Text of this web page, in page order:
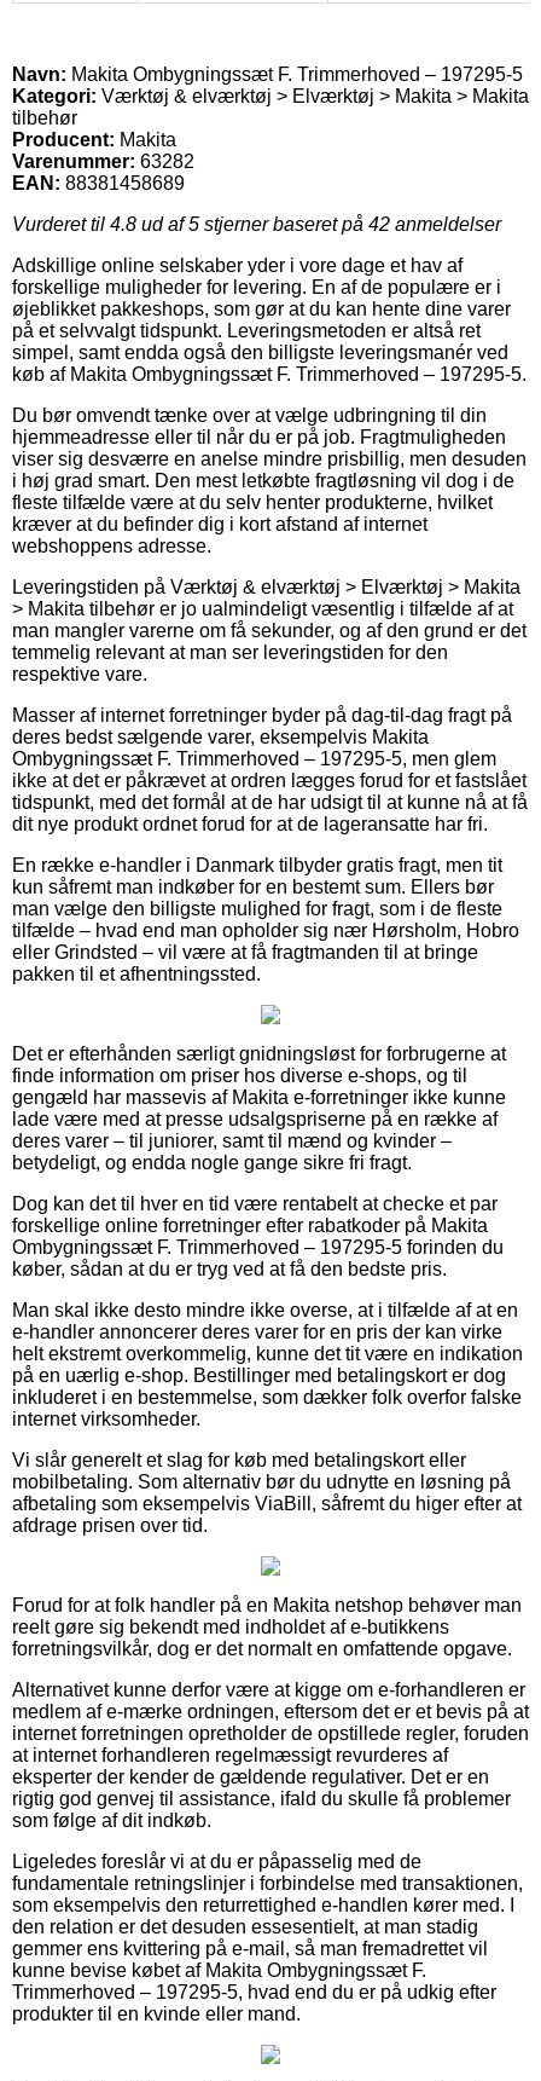
Navn: Makita Ombygningssæt F. Trimmerhoved – 197295-5
Kategori: Værktøj & elværktøj > Elværktøj > Makita > Makita
tilbehør
Producent: Makita
Varenummer: 63282
EAN: 88381458689
Vurderet til 4.8 ud af 5 stjerner baseret på 42 anmeldelser
Adskillige online selskaber yder i vore dage et hav af
forskellige muligheder for levering. En af de populære er i
øjeblikket pakkeshops, som gør at du kan hente dine varer
på et selvvalgt tidspunkt. Leveringsmetoden er altså ret
simpel, samt endda også den billigste leveringsmanér ved
køb af Makita Ombygningssæt F. Trimmerhoved – 197295-5.
Du bør omvendt tænke over at vælge udbringning til din
hjemmeadresse eller til når du er på job. Fragtmuligheden
viser sig desværre en anelse mindre prisbillig, men desuden
i høj grad smart. Den mest letkøbte fragtløsning vil dog i de
fleste tilfælde være at du selv henter produkterne, hvilket
kræver at du befinder dig i kort afstand af internet
webshoppens adresse.
Leveringstiden på Værktøj & elværktøj > Elværktøj > Makita
> Makita tilbehør er jo ualmindeligt væsentlig i tilfælde af at
man mangler varerne om få sekunder, og af den grund er det
temmelig relevant at man ser leveringstiden for den
respektive vare.
Masser af internet forretninger byder på dag-til-dag fragt på
deres bedst sælgende varer, eksempelvis Makita
Ombygningssæt F. Trimmerhoved – 197295-5, men glem
ikke at det er påkrævet at ordren lægges forud for et fastslået
tidspunkt, med det formål at de har udsigt til at kunne nå at få
dit nye produkt ordnet forud for at de lageransatte har fri.
En række e-handler i Danmark tilbyder gratis fragt, men tit
kun såfremt man indkøber for en bestemt sum. Ellers bør
man vælge den billigste mulighed for fragt, som i de fleste
tilfælde – hvad end man opholder sig nær Hørsholm, Hobro
eller Grindsted – vil være at få fragtmanden til at bringe
pakken til et afhentningssted.
Det er efterhånden særligt gnidningsløst for forbrugerne at
finde information om priser hos diverse e-shops, og til
gengæld har massevis af Makita e-forretninger ikke kunne
lade være med at presse udsalgspriserne på en række af
deres varer – til juniorer, samt til mænd og kvinder –
betydeligt, og endda nogle gange sikre fri fragt.
Dog kan det til hver en tid være rentabelt at checke et par
forskellige online forretninger efter rabatkoder på Makita
Ombygningssæt F. Trimmerhoved – 197295-5 forinden du
køber, sådan at du er tryg ved at få den bedste pris.
Man skal ikke desto mindre ikke overse, at i tilfælde af at en
e-handler annoncerer deres varer for en pris der kan virke
helt ekstremt overkommelig, kunne det tit være en indikation
på en uærlig e-shop. Bestillinger med betalingskort er dog
inkluderet i en bestemmelse, som dækker folk overfor falske
internet virksomheder.
Vi slår generelt et slag for køb med betalingskort eller
mobilbetaling. Som alternativ bør du udnytte en løsning på
afbetaling som eksempelvis ViaBill, såfremt du higer efter at
afdrage prisen over tid.
Forud for at folk handler på en Makita netshop behøver man
reelt gøre sig bekendt med indholdet af e-butikkens
forretningsvilkår, dog er det normalt en omfattende opgave.
Alternativet kunne derfor være at kigge om e-forhandleren er
medlem af e-mærke ordningen, eftersom det er et bevis på at
internet forretningen opretholder de opstillede regler, foruden
at internet forhandleren regelmæssigt revurderes af
eksperter der kender de gældende regulativer. Det er en
rigtig god genvej til assistance, ifald du skulle få problemer
som følge af dit indkøb.
Ligeledes foreslår vi at du er påpasselig med de
fundamentale retningslinjer i forbindelse med transaktionen,
som eksempelvis den returrettighed e-handlen kører med. I
den relation er det desuden essesentielt, at man stadig
gemmer ens kvittering på e-mail, så man fremadrettet vil
kunne bevise købet af Makita Ombygningssæt F.
Trimmerhoved – 197295-5, hvad end du er på udkig efter
produkter til en kvinde eller mand.